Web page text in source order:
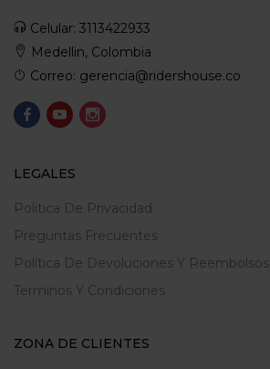
Celular: 3113422933
Medellin, Colombia
Correo: gerencia@ridershouse.co
LEGALES
Politica De Privacidad
Preguntas Frecuentes
Política De Devoluciones Y Reembolsos
Terminos Y Condiciones
ZONA DE CLIENTES